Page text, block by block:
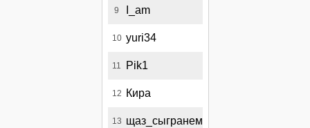
9 I_am
10 yuri34
11 Pik1
12 Кира
13 щаз_сыгранем